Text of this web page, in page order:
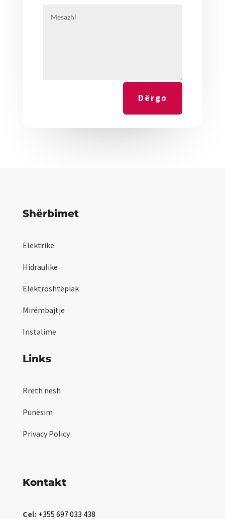
Dërgo
Shërbimet
Elektrike
Hidraulike
Elektroshtëpiak
Mirëmbajtje
Instalime
Links
Rreth nesh
Punësim
Privacy Policy
Kontakt
Cel: +355 697 033 438